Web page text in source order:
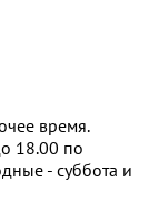
время.
18.00 по
- суббота и